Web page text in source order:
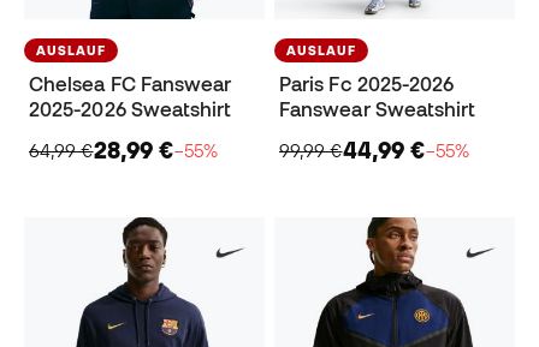
AUSLAUF
Chelsea FC Fanswear
2025-2026 Sweatshirt
64,99 €28,99 €−55%
AUSLAUF
Paris Fc 2025-2026
Fanswear Sweatshirt
99,99 €44,99 €−55%